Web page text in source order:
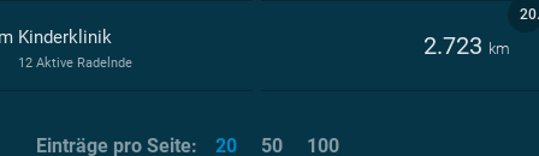
20.
Kinderklinik 2.723 km
12 Aktive Radelnde
Einträge pro Seite: 20 50 100